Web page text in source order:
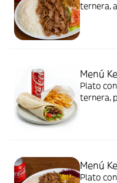
ternera,
Menú
Plato
ternera,
Menú
Plato